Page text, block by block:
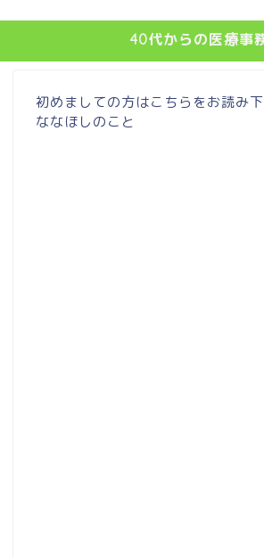
40代からの医療事
初めましての方はこちらをお読み
ななほしのこと